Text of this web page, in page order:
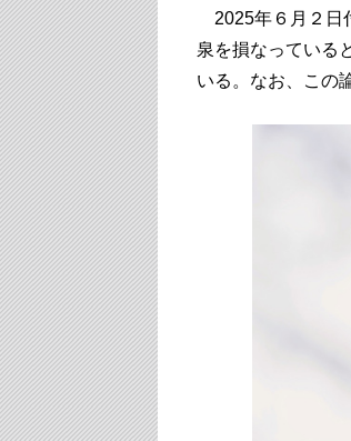
2025年６月２日
泉を損なっている
いる。なお、この